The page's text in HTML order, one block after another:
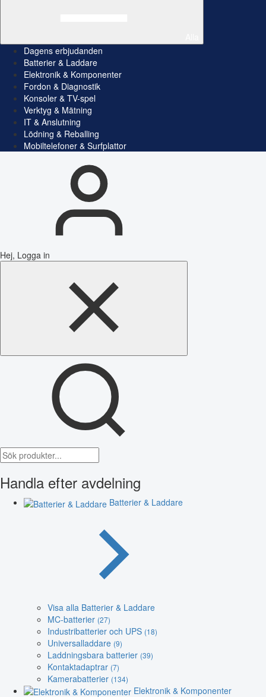
Dagens erbjudanden
Batterier & Laddare
Elektronik & Komponenter
Fordon & Diagnostik
Konsoler & TV-spel
Verktyg & Mätning
IT & Anslutning
Lödning & Reballing
Mobiltelefoner & Surfplattor
Hej, Logga in
Handla efter avdelning
Batterier & Laddare
Visa alla Batterier & Laddare
MC-batterier (27)
Industribatterier och UPS (18)
Universalladdare (9)
Laddningsbara batterier (39)
Kontaktadaptrar (7)
Kamerabatterier (134)
Elektronik & Komponenter